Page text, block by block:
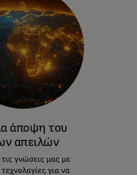
άποψη του
απειλών
γνώσεις μας με
για να